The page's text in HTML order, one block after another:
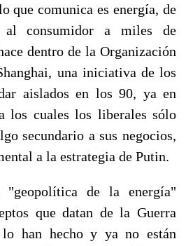
que comunica es energía, de
consumidor a miles de
dentro de la Organización
una iniciativa de los
aislados en los 90, ya en
los cuales los liberales sólo
secundario a sus negocios,
a la estrategia de Putin.
de la energía"
que datan de la Guerra
han hecho y ya no están